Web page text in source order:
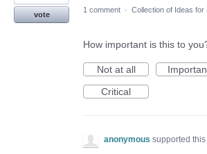
vote
1 comment · Collection of Ideas for
How important is this to
Not at all
Critical
anonymous supported